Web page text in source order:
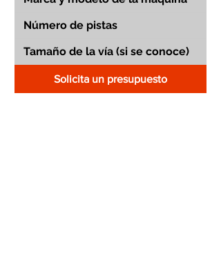
Solicita un presupuesto